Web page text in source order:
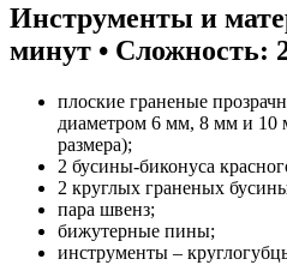
Инструменты и
минут • Сложность:
плоские граненые
диаметром 6 мм, 8 мм и 10
размера);
2 бусины-биконуса
2 круглых граненых
пара швенз;
бижутерные пины;
инструменты –